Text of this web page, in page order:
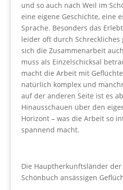
und so auch nach Weil im
eine eigene Geschichte, eine
Sprache. Besonders das
leider oft durch Schreckliches
sich die Zusammenarbeit
muss als Einzelschicksal
macht die Arbeit mit
natürlich komplex und
auf der anderen Seite ist es
Hinausschauen über den
Horizont – was die Arbeit so
spannend macht.
Die Hauptherkunftsländer
Schönbuch ansässigen